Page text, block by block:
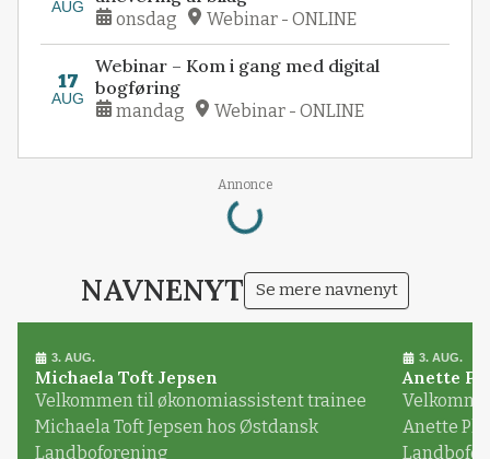
AUG
onsdag Webinar - ONLINE
17
AUG
Webinar – Kom i gang med digital
bogføring
mandag Webinar - ONLINE
Annonce
Loading...
NAVNENYT Se mere navnenyt
3. AUG.
Michaela Toft Jepsen
Velkommen til økonomiassistent trainee
Michaela Toft Jepsen hos Østdansk
Landboforening
3. AUG.
Anette
Anette